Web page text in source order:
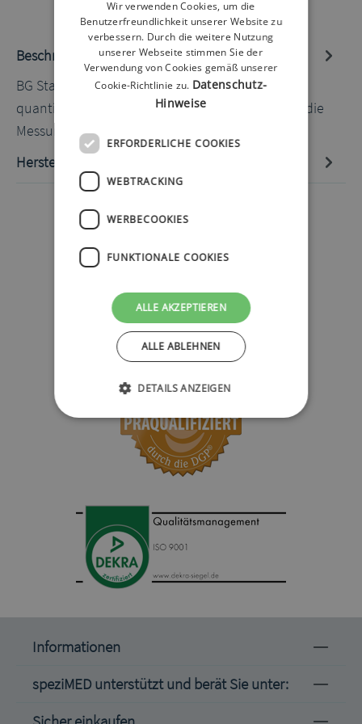
Beschreibung
BG Star Blutzucker-TS 50 Stück Teststreifen zur
quantitativen Bestimmung Ihres Blutzucker. Für die
Messung wird…
Hersteller-Informationen
Informationen
speziMED unterstützt und berät Sie unter:
Wir verwenden Cookies, um die
Benutzerfreundlichkeit unserer Website zu
verbessern. Durch die weitere Nutzung
unserer Webseite stimmen Sie der
Verwendung von Cookies gemäß unserer
Cookie-Richtlinie zu. Datenschutz-
Hinweise
ERFORDERLICHE COOKIES
WEBTRACKING
WERBECOOKIES
FUNKTIONALE COOKIES
ALLE AKZEPTIEREN
ALLE ABLEHNEN
DETAILS ANZEIGEN